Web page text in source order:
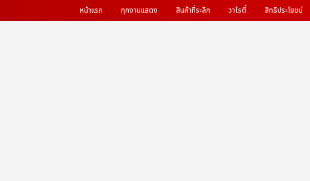
หน้าแรก ทุกงานแสดง สินค้าที่ระลึก วาไรตี้ สิทธิประโยชน์